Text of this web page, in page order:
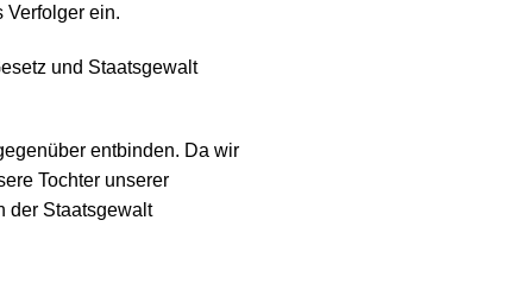
Verfolger ein.
und Staatsgewalt
entbinden. Da wir
Tochter unserer
der Staatsgewalt